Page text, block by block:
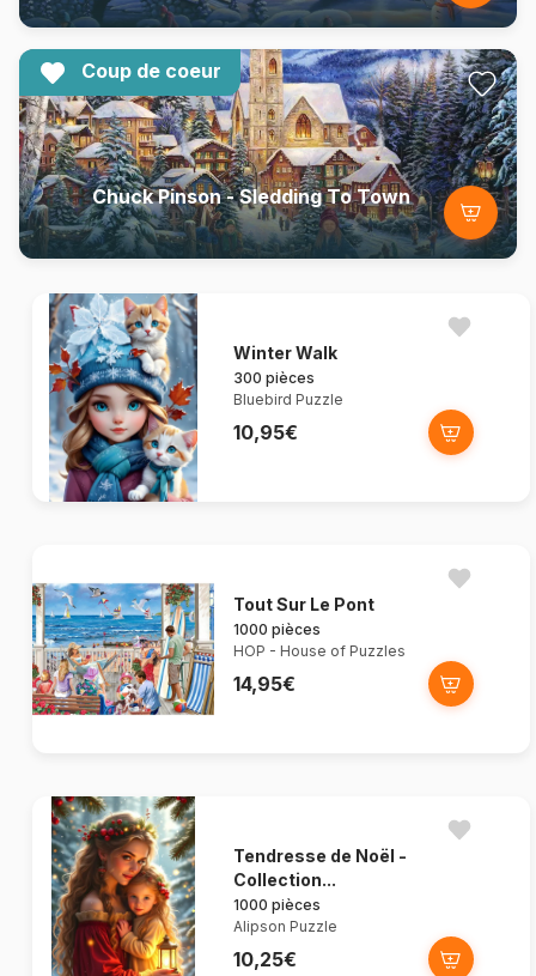
Coup de coeur
Chuck Pinson - Sledding To Town
Winter Walk
300 pièces
Bluebird Puzzle
10,95€
Tout Sur Le Pont
1000 pièces
HOP - House of Puzzles
14,95€
Tendresse de Noël -
Collection...
1000 pièces
Alipson Puzzle
10,25€